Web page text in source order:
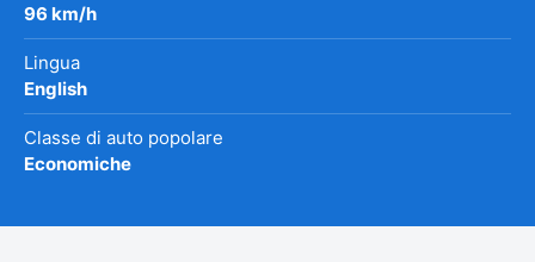
96 km/h
Lingua
English
Classe di auto popolare
Economiche